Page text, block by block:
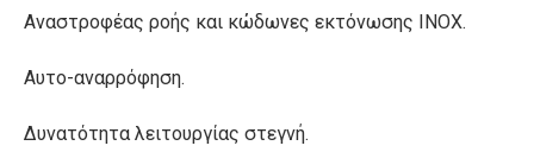
Αναστροφέας ροής και κώδωνες εκτόνωσης ΙΝΟΧ.
Αυτο-αναρρόφηση.
Δυνατότητα λειτουργίας στεγνή.